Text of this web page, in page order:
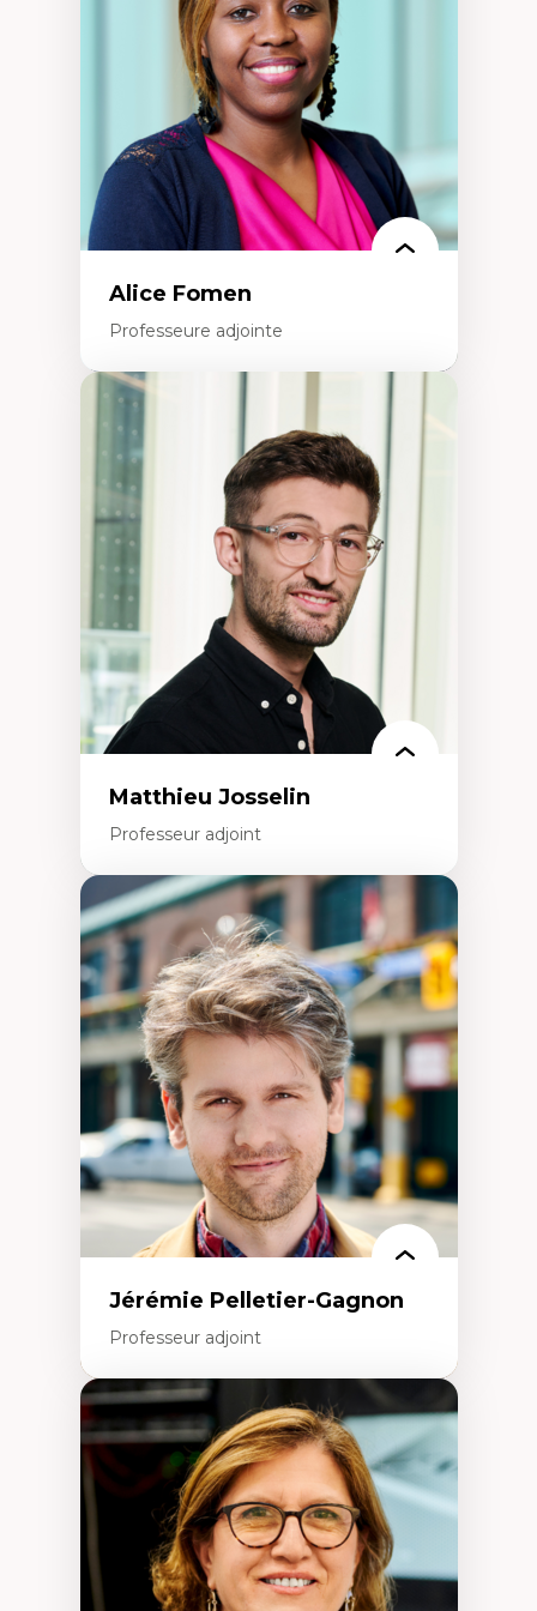
perspective socioécologique de care
L’insertion professionnelle des
enseignant.e.s
Alice Fomen
Professeure adjointe
Expertises
Acceptabilité, acceptation et adoption des
technologies
Technologies d'apprentissage innovantes
Insertion professionnelle du nouveau
personnel enseignant
Construction identitaire en milieu
minoritaire francophone
Technologies éducatives pour la formation
continue
Matthieu Josselin
Professeur adjoint
Expertises
Ethnographie critique des environnements
d’apprentissage des étudiant.e.s
Approche transdisciplinaire des
compétences socioaffectives et
interculturelles
Didactique des langues secondes et
compétence pragmatique
Andragogie
Méthodologies de recherche qualitative
Jérémie Pelletier-Gagnon
Professeur adjoint
Expertises
Études du jeu vidéo
Fouille de textes
Études postcoloniales
Études critiques des médias
Analyse de données
Études japonaises
Mondialisation
Traduction et localisation
Intelligence artificielle et communication